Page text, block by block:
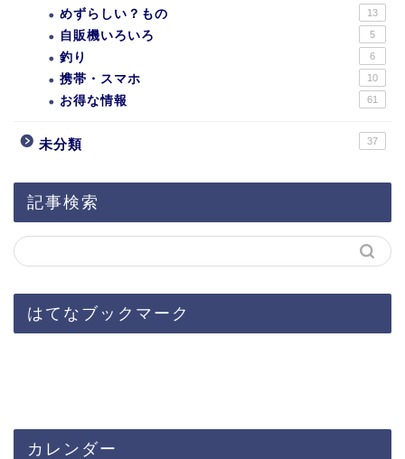
めずらしい？もの 13
自販機いろいろ 5
釣り 6
携帯・スマホ 10
お得な情報 61
未分類 37
記事検索
はてなブックマーク
カレンダー